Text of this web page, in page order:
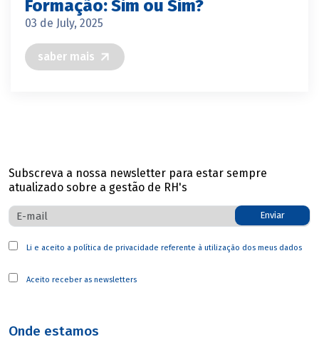
Formação: Sim ou Sim?
03 de July, 2025
saber mais
Subscreva a nossa newsletter para estar sempre
atualizado sobre a gestão de RH's
Enviar
Li e aceito a política de privacidade referente à utilização dos meus dados
Aceito receber as newsletters
Onde estamos